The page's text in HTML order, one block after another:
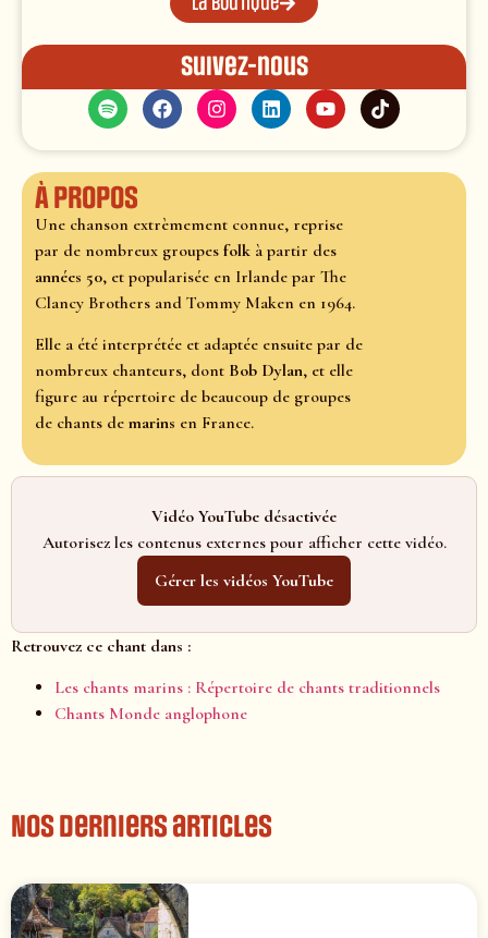
Suivez-nous
À propos
Une chanson extrèmement connue, reprise
par de nombreux groupes folk à partir des
années 50, et popularisée en Irlande par The
Clancy Brothers and Tommy Maken en 1964.
Elle a été interprétée et adaptée ensuite par de
nombreux chanteurs, dont Bob Dylan, et elle
figure au répertoire de beaucoup de groupes
de chants de marins en France.
Vidéo YouTube désactivée
Autorisez les contenus externes pour afficher cette vidéo.
Gérer les vidéos YouTube
Retrouvez ce chant dans :
Les chants marins : Répertoire de chants traditionnels
Chants Monde anglophone
Nos derniers articles